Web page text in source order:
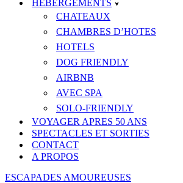
HEBERGEMENTS
CHATEAUX
CHAMBRES D’HOTES
HOTELS
DOG FRIENDLY
AIRBNB
AVEC SPA
SOLO-FRIENDLY
VOYAGER APRES 50 ANS
SPECTACLES ET SORTIES
CONTACT
A PROPOS
ESCAPADES AMOUREUSES